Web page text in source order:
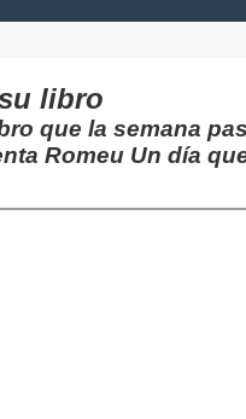
libro
que la semana
Romeu Un día